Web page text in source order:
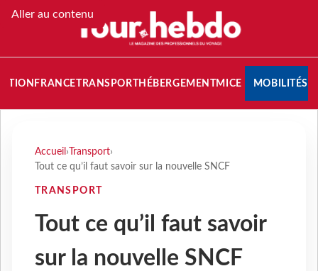
Aller au contenu
FRANCETRANSPORT HÉBERGEMENTMICE MOBILITÉS
Accueil › Transport›
Tout ce qu’il faut savoir sur la nouvelle SNCF
TRANSPORT
Tout ce qu’il faut savoir
sur la nouvelle SNCF